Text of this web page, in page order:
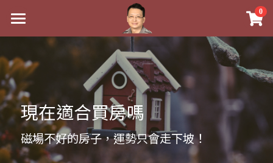
0
最新消息
關於我
祖傳命理
手工印鑑
課程介紹
五行八字學
Blog
現在適合買房嗎
磁場不好的房子，運勢只會走下坡！
×
商品分類
八字線上完整班
科學八字推理PDF
《十神高階實戰錄》完整典藏版
1美元超值PDF